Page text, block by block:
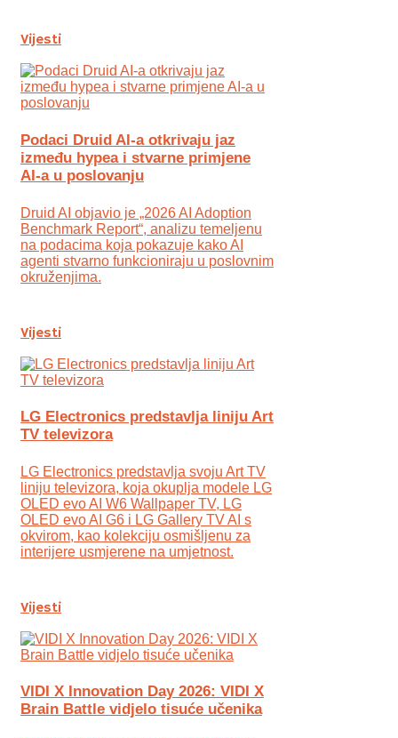
Vijesti
Podaci Druid AI-a otkrivaju jaz
između hypea i stvarne primjene
AI-a u poslovanju
Druid AI objavio je „2026 AI Adoption
Benchmark Report“, analizu temeljenu
na podacima koja pokazuje kako AI
agenti stvarno funkcioniraju u poslovnim
okruženjima.
Vijesti
LG Electronics predstavlja liniju Art
TV televizora
LG Electronics predstavlja svoju Art TV
liniju televizora, koja okuplja modele LG
OLED evo AI W6 Wallpaper TV, LG
OLED evo AI G6 i LG Gallery TV AI s
okvirom, kao kolekciju osmišljenu za
interijere usmjerene na umjetnost.
Vijesti
VIDI X Innovation Day 2026: VIDI X
Brain Battle vidjelo tisuće učenika